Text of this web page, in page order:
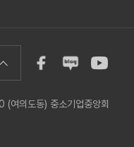
여의도동) 중소기업중앙회